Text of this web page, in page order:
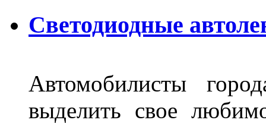
Светодиодные
Автомобилисты
выделить свое